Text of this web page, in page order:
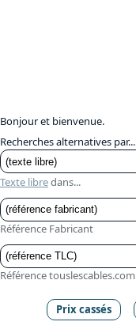
Bonjour et bienvenue.
Recherches alternatives par...
Texte libredans...
Référence Fabricant
Référence touslescables.com
Prix cassés